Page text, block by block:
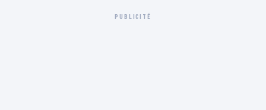
PUBLICITÉ